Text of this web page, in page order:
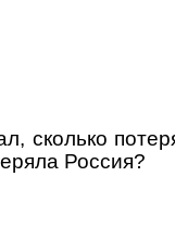
сколько
Россия?